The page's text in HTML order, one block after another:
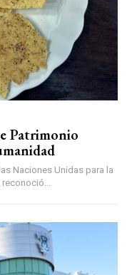
Patrimonio
Naciones Unidas para la